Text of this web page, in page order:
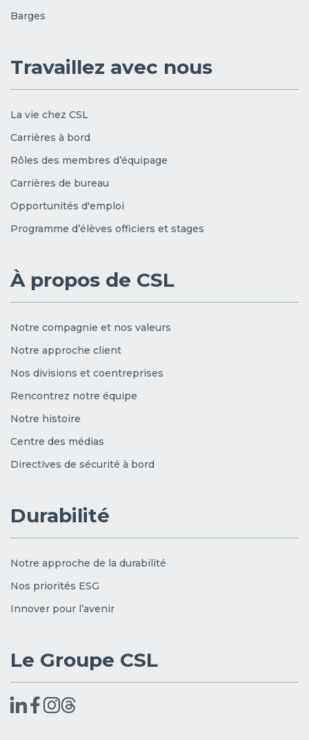
Barges
Travaillez avec nous
La vie chez CSL
Carrières à bord
Rôles des membres d’équipage
Carrières de bureau
Opportunités d'emploi
Programme d’élèves officiers et stages
À propos de CSL
Notre compagnie et nos valeurs
Notre approche client
Nos divisions et coentreprises
Rencontrez notre équipe
Notre histoire
Centre des médias
Directives de sécurité à bord
Durabilité
Notre approche de la durabilité
Nos priorités ESG
Innover pour l’avenir
Le Groupe CSL